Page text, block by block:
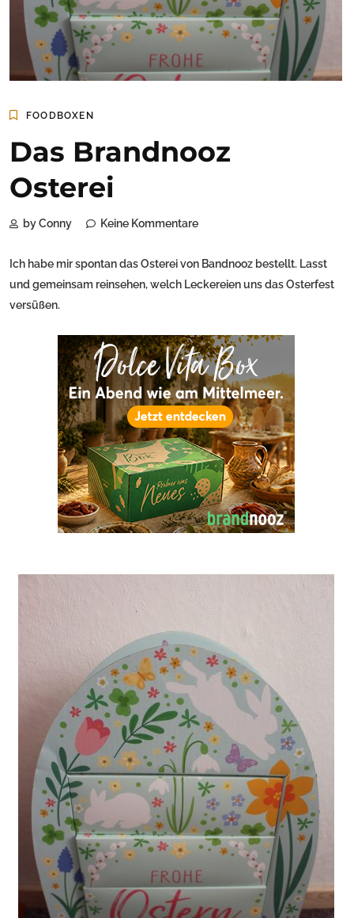
FOODBOXEN
Das Brandnooz
Osterei
by Conny Keine Kommentare
Ich habe mir spontan das Osterei von Bandnooz bestellt. Lasst
und gemeinsam reinsehen, welch Leckereien uns das Osterfest
versüßen.